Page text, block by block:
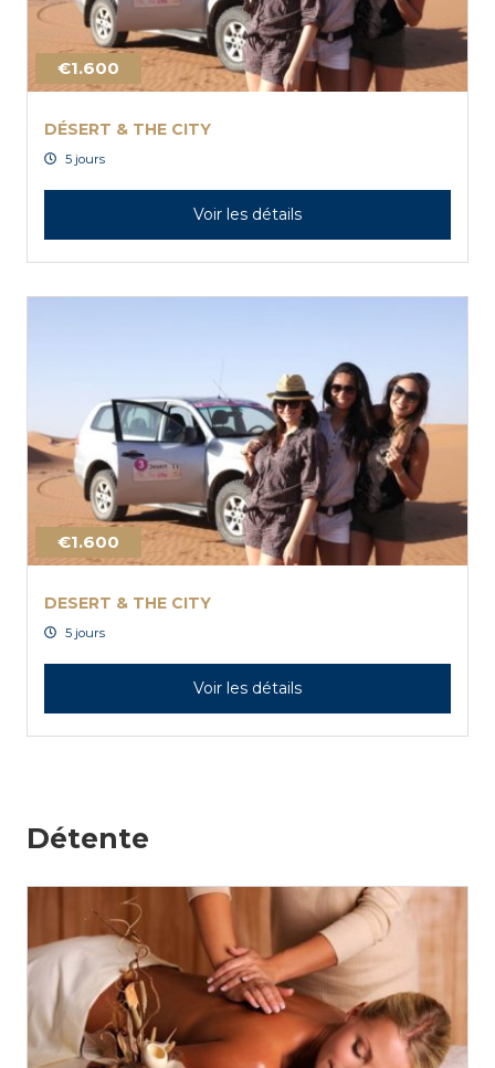
€1.600
DÉSERT & THE CITY
5 jours
Voir les détails
€1.600
DESERT & THE CITY
5 jours
Voir les détails
Détente